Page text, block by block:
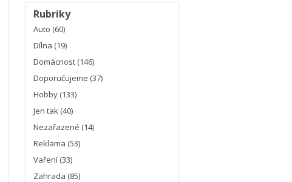
Rubriky
Auto (60)
Dílna (19)
Domácnost(146)
Doporučujeme (37)
Hobby(133)
Jen tak(40)
Nezařazené (14)
Reklama (53)
Vaření(33)
Zahrada (85)